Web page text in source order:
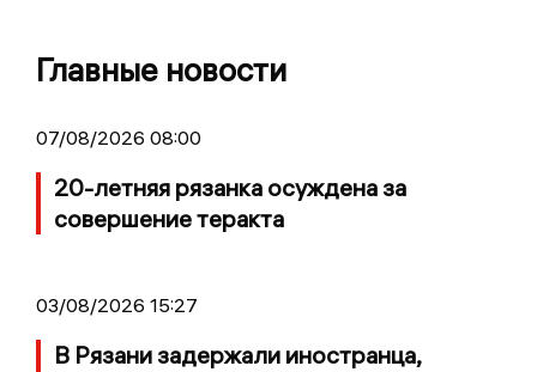
Главные новости
07/08/2026 08:00
20-летняя рязанка осуждена за
совершение теракта
03/08/2026 15:27
В Рязани задержали иностранца,